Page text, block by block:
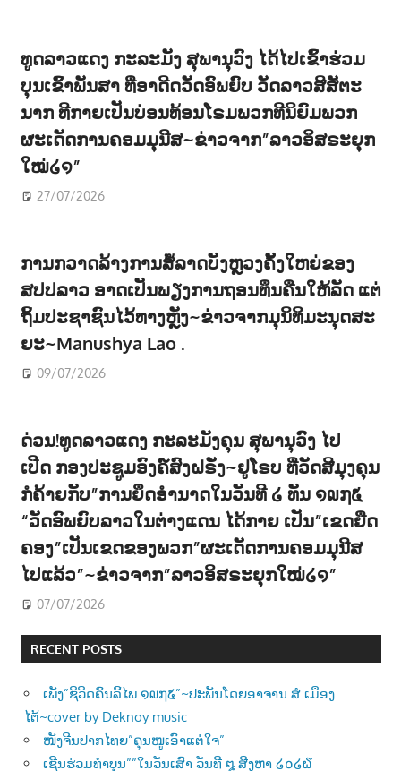
ທູດລາວແດງ ກະລະມັງ ສຸພານຸວົງ ໄດ້ໄປເຂົ້າຮ່ວມ
ບຸນເຂົ້າພັນສາ ທີ່ອາດີດວັດອົພຍົບ ວັດລາວສີສັຕະ
ນາກ ທີກາຍເປັນບ່ອນທ້ອນໂຣມພວກທີນິຍົມພວກ
ຜະເດັດການຄອມມຸນີສ~ຂ່າວຈາກ”ລາວອິສຣະຍຸກ
ໃໝ່໒໑”
27/07/2026
ການກວາດລ້າງການສໍ້ລາດບັງຫຼວງຄັ້ງໃຫຍ່ຂອງ
ສປປລາວ ອາດເປັນພຽງການຖອນທຶນຄືນໃຫ້ລັດ ແຕ່
ຖິ້ມປະຊາຊົນໄວ້ທາງຫຼັງ~ຂ່າວຈາກມຸນິທິມະນຸດສະ
ຍະ~Manushya Lao .
09/07/2026
ດ່ວນ!ທູດລາວແດງ ກະລະມັງຄຸນ ສຸພານຸວົງ ໄປ
ເປີດ ກອງປະຊູມອົງຄ໌ສົງຝຣັ່ງ~ຢູໂຣບ ທີ່ວັດສີມຸງຄຸນ
ກໍຄ້າຍກັບ”ການຍຶດອຳນາດໃນວັນທີ ໒ ທັນ ໑໙໗໕
“ວັດອົພຍົບລາວໃນຕ່າງແດນ ໄດ້ກາຍ ເປັນ”ເຂດຍືດ
ຄອງ”ເປັນເຂດຂອງພວກ”ຜະເດັດການຄອມມຸນີສ
ໄປແລ້ວ”~ຂ່າວຈາກ”ລາວອິສຣະຍຸກໃໝ່໒໑”
07/07/2026
RECENT POSTS
ເພັງ”ຊີວີດຄົນລີ້ໄພ ໑໙໗໕”~ປະພັນໂດຍອາຈານ ສໍ.ເມືອງ
ໄຕ້~cover by Deknoy music
ໜັງຈີນປາກໄທຍ”ຄຸນໜູເອົາແຕ່ໃຈ”
ເຊີນຮ່ວມທຳບຸນ””ໃນວັນເສົາ ວັນທີ ໘ ສີງຫາ ໒໐໒໖